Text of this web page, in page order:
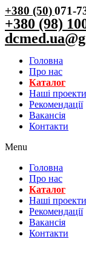
+380 (50)071-
+380 (98)
Головна
Про нас
Каталог
Нашi проекти
Рекомендації
Вакансiя
Контакти
Menu
Головна
Про нас
Каталог
Нашi проекти
Рекомендації
Вакансiя
Контакти